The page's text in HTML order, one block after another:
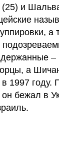
(25) и
а
а
1997 году.
бежал в